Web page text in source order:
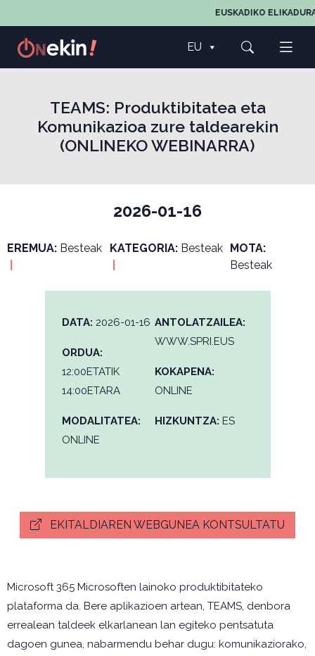
EUSKADIKO
EU
TEAMS: Produktibitatea eta
Komunikazioa zure taldearekin
(ONLINEKO WEBINARRA)
2026-01-16
EREMUA: Besteak
KATEGORIA: Besteak MOTA:
Besteak
DATA: 2026-01-16
ORDUA:
12:00ETATIK
14:00ETARA
MODALITATEA:
ONLINE
ANTOLATZAILEA:
WWW.SPRI.EUS
KOKAPENA:
ONLINE
HIZKUNTZA: ES
EKITALDIAREN WEBGUNEA KONTSULTATU
Microsoft 365 Microsoften lainoko produktibitateko
plataforma da. Bere aplikazioen artean, TEAMS, denbora
errealean taldeek elkarlanean lan egiteko pentsatuta
dagoen gunea, nabarmendu behar dugu: komunikaziorako,